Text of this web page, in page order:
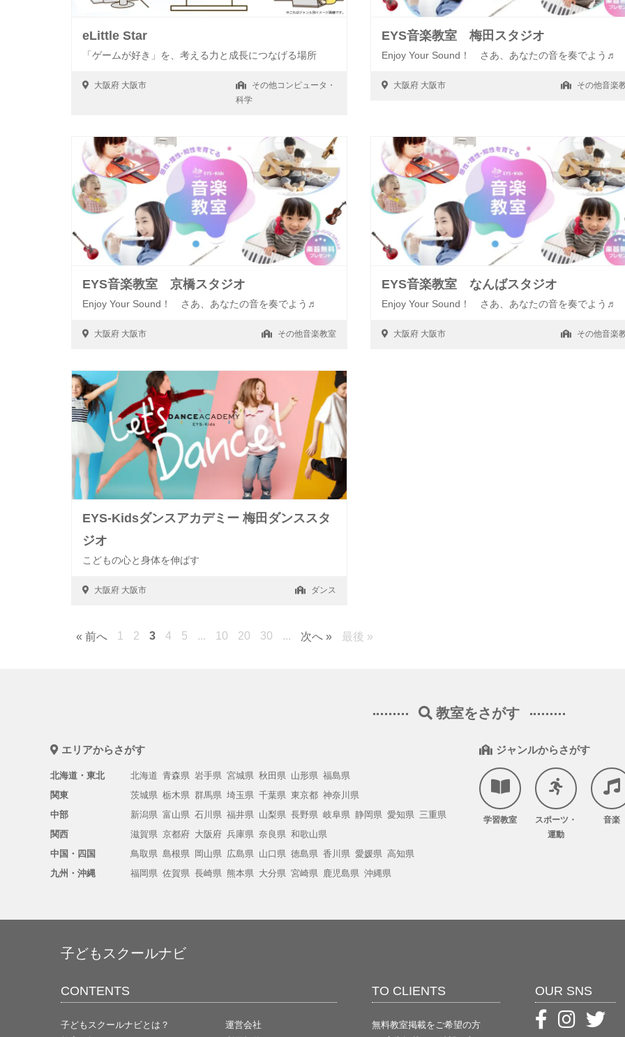
eLittle Star
「ゲームが好き」を、考える力と成長につなげる場所
大阪府 大阪市
その他コンピュータ・
科学
EYS音楽教室 梅田スタジオ
Enjoy Your Sound！ さあ、あなたの音を奏でよう♬
大阪府 大阪市 その他音楽
EYS音楽教室 京橋スタジオ
Enjoy Your Sound！ さあ、あなたの音を奏でよう♬
大阪府 大阪市 その他音楽教室
EYS音楽教室 なんばスタジオ
Enjoy Your Sound！ さあ、あなたの音を奏でよう♬
大阪府 大阪市 その他音楽
EYS-Kidsダンスアカデミー 梅田ダンススタ
ジオ
こどもの心と身体を伸ばす
大阪府 大阪市 ダンス
« 前へ 1 2 3 4 5 ... 10 20 30 ... 次へ » 最後 »
教室をさがす
エリアからさがす
北海道・東北 北海道 青森県 岩手県 宮城県 秋田県 山形県 福島県
関東
茨城県 栃木県 群馬県 埼玉県 千葉県 東京都 神奈川県
中部
新潟県 富山県 石川県 福井県 山梨県 長野県 岐阜県 静岡県 愛知県 三重県
関西
滋賀県 京都府 大阪府 兵庫県 奈良県 和歌山県
中国・四国
鳥取県 島根県 岡山県 広島県 山口県 徳島県 香川県 愛媛県 高知県
九州・沖縄
福岡県 佐賀県 長崎県 熊本県 大分県 宮崎県 鹿児島県 沖縄県
ジャンルからさがす
学習教室
スポーツ・
運動
音楽
子どもスクールナビ
CONTENTS
子どもスクールナビとは？
運営会社
TO CLIENTS
無料教室掲載をご希望の方
OUR SNS